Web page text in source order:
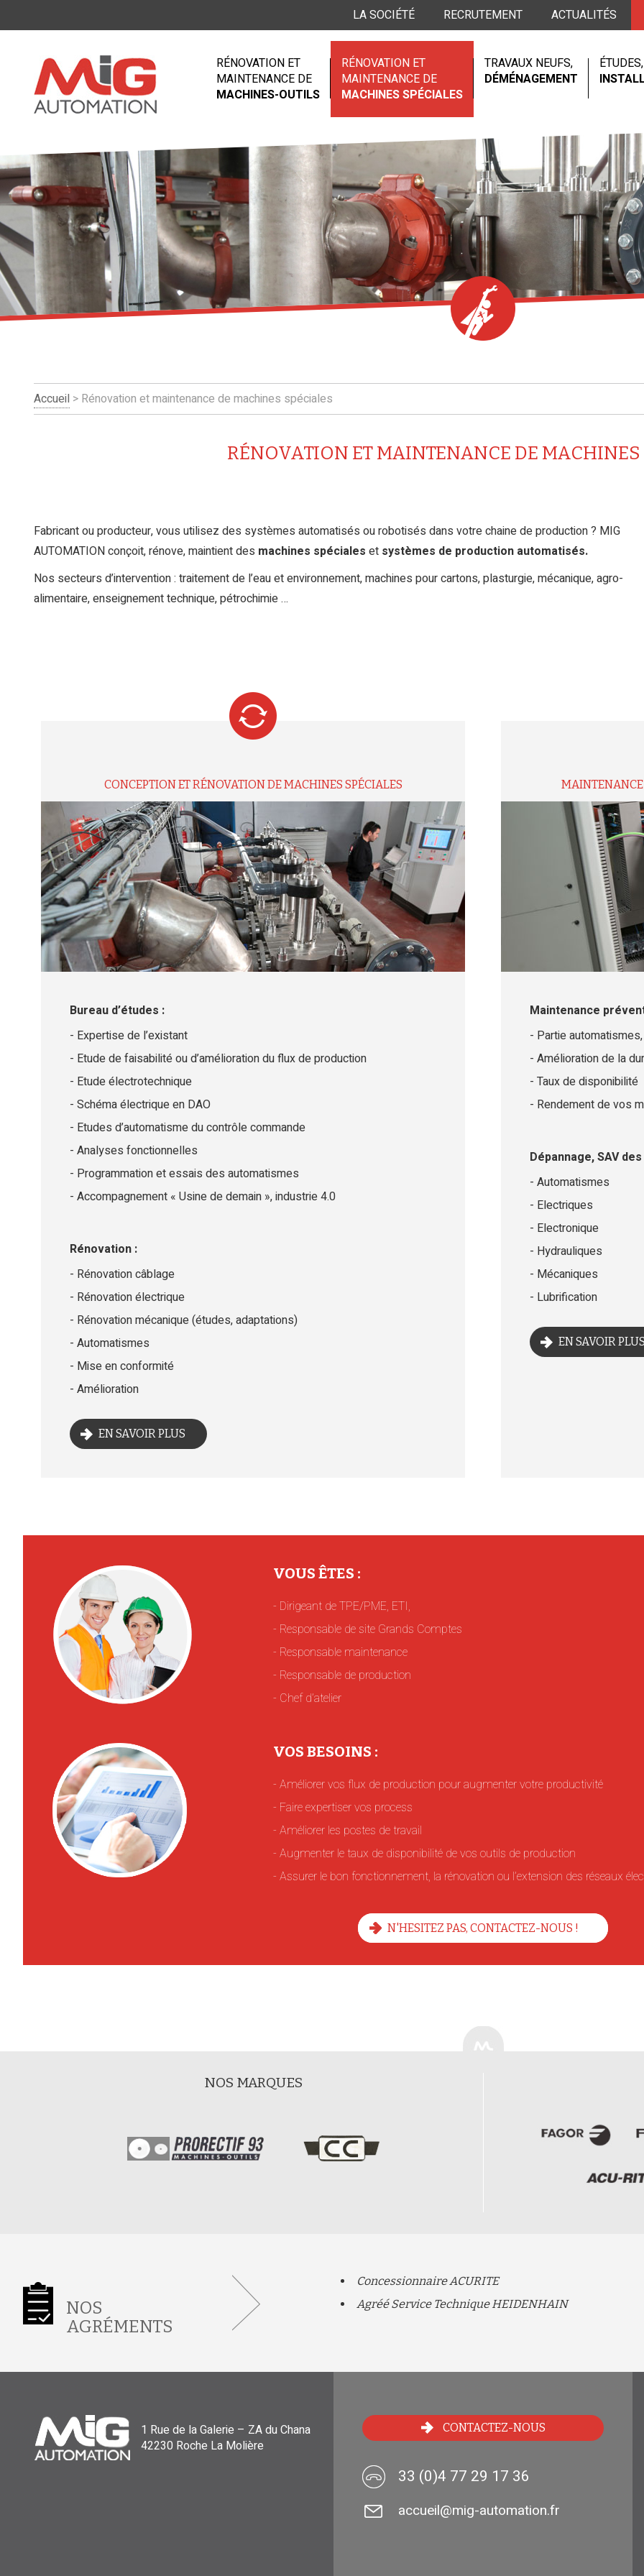
LA SOCIÉTÉ RECRUTEMENT ACTUALITÉS
RÉNOVATION ET
MAINTENANCE DE
MACHINES-OUTILS
RÉNOVATION ET
MAINTENANCE DE
MACHINES SPÉCIALES
TRAVAUX NEUFS,
DÉMÉNAGEMENT
ÉTUDES,
Accueil > Rénovation et maintenance de machines spéciales
RÉNOVATION ET MAINTENANCE DE MACHINES
Fabricant ou producteur, vous utilisez des systèmes automatisés ou robotisés dans votre chaine de production ? MIG
AUTOMATION conçoit, rénove, maintient des machines spéciales et systèmes de production automatisés.
Nos secteurs d’intervention : traitement de l’eau et environnement, machines pour cartons, plasturgie, mécanique, agro-
alimentaire, enseignement technique, pétrochimie …
CONCEPTION ET RÉNOVATION DE MACHINES SPÉCIALES
Bureau d’études :
Expertise de l’existant
Etude de faisabilité ou d’amélioration du flux de production
Etude électrotechnique
Schéma électrique en DAO
Etudes d’automatisme du contrôle commande
Analyses fonctionnelles
Programmation et essais des automatismes
Accompagnement « Usine de demain », industrie 4.0
Rénovation :
Rénovation câblage
Rénovation électrique
Rénovation mécanique (études, adaptations)
Automatismes
Mise en conformité
Amélioration
EN SAVOIR PLUS
MAINTENANCE
Maintenance
Partie
Amélioration de la
Taux de disponibilité
Rendement de vos
Dépannage, SAV
Automatismes
Electriques
Electronique
Hydrauliques
Mécaniques
Lubrification
EN SAVOIR
VOUS ÊTES :
Dirigeant de TPE/PME, ETI,
Responsable de site Grands Comptes
Responsable maintenance
Responsable de production
Chef d’atelier
VOS BESOINS :
Améliorer vos flux de production pour augmenter votre productivité
Faire expertiser vos process
Améliorer les postes de travail
Augmenter le taux de disponibilité de vos outils de production
Assurer le bon fonctionnement, la rénovation ou l’extension des réseaux
N'HESITEZ PAS, CONTACTEZ-NOUS !
NOS MARQUES
NOS
AGRÉMENTS
Concessionnaire ACURITE
Agréé Service Technique HEIDENHAIN
1 Rue de la Galerie – ZA du Chana
42230 Roche La Molière
CONTACTEZ-NOUS
33 (0)4 77 29 17 36
accueil@mig-automation.fr